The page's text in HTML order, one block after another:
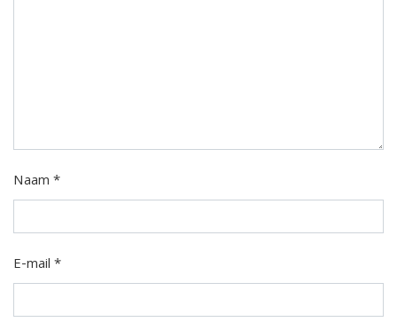
Naam*
E-mail*